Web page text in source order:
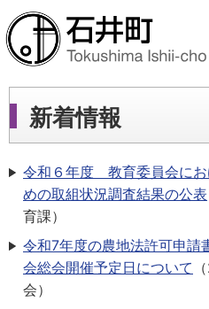
新着情報
令和６年度 教育委員会にお
めの取組状況調査結果の公表
育課）
令和7年度の農地法許可申請
会総会開催予定日について （
会）